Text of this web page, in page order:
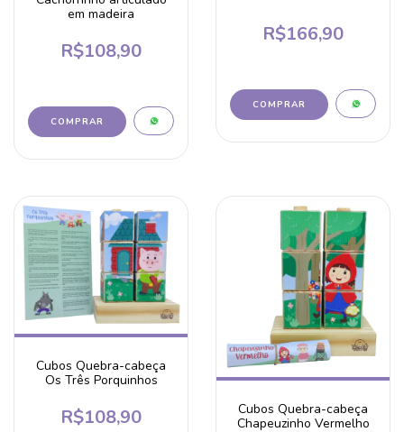
em madeira
R$108,90
R$166,90
Cubos Quebra-cabeça
Os Três Porquinhos
R$108,90
Cubos Quebra-cabeça
Chapeuzinho Vermelho